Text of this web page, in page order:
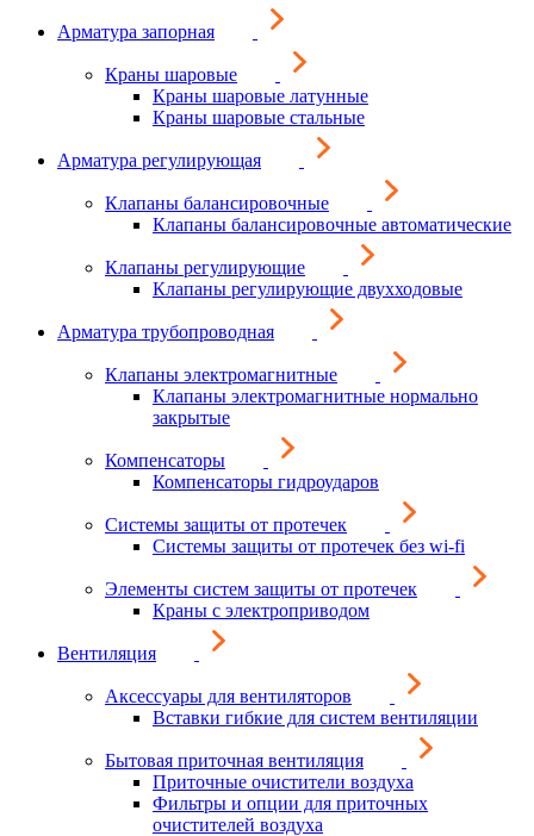
Арматура запорная
Краны шаровые
Краны шаровые латунные
Краны шаровые стальные
Арматура регулирующая
Клапаны балансировочные
Клапаны балансировочные автоматические
Клапаны регулирующие
Клапаны регулирующие двухходовые
Арматура трубопроводная
Клапаны электромагнитные
Клапаны электромагнитные нормально
закрытые
Компенсаторы
Компенсаторы гидроударов
Системы защиты от протечек
Системы защиты от протечек без wi-fi
Элементы систем защиты от протечек
Краны с электроприводом
Вентиляция
Аксессуары для вентиляторов
Вставки гибкие для систем вентиляции
Бытовая приточная вентиляция
Приточные очистители воздуха
Фильтры и опции для приточных
очистителей воздуха